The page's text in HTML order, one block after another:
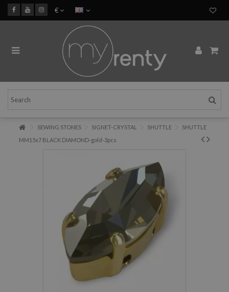
€
SEWING STONES SIGNET-CRYSTAL SHUTTLE
SHUTTLE
MM15x7 BLACK DIAMOND-gold-3pcs